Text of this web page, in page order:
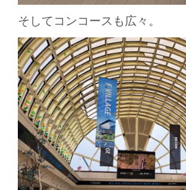
そしてコンコースも広々。